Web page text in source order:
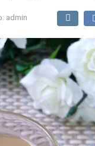
admin